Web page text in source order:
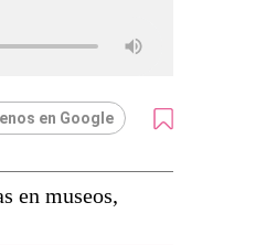
en Google
en museos,